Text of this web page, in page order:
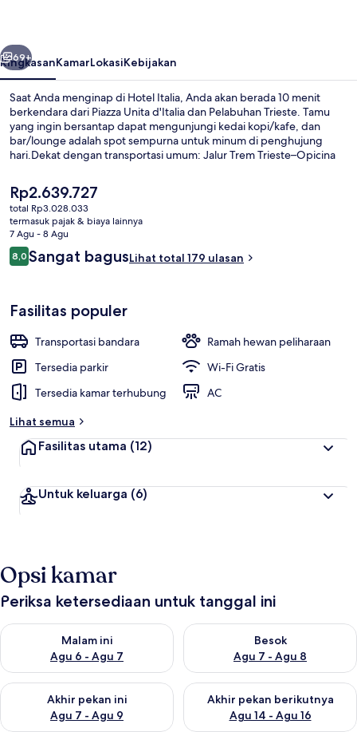
Berikutnya
69+
RingkasanKamarLokasiKebijakan
Saat Anda menginap di Hotel Italia, Anda akan berada 10 menit
berkendara dari Piazza Unita d'Italia dan Pelabuhan Trieste. Tamu
yang ingin bersantap dapat mengunjungi kedai kopi/kafe, dan
bar/lounge adalah spot sempurna untuk minum di penghujung
hari.Dekat dengan transportasi umum: Jalur Trem Trieste–Opicina
Harga
saat
ini
Rp2.639.727
Rp2.639.727
total Rp3.028.033
termasuk pajak & biaya lainnya
7 Agu - 8 Agu
Ulasan
8,08,0 dari 10
Sangat bagusLihat total 179 ulasan
Fasilitas populer
Transportasi bandara
Ramah hewan peliharaan
Tersedia parkir
Wi-Fi Gratis
Tersedia kamar terhubung
AC
Lihat semua
Fasilitas utama (12)
Untuk keluarga (6)
Opsi kamar
Periksa ketersediaan untuk tanggal ini
Malam ini
Agu 6 - Agu 7
Periksa ketersediaan untuk malam ini Agu 6 - Agu 7
Besok
Agu 7 - Agu 8
Periksa ketersediaan untuk
Akhir pekan ini
Agu 7 - Agu 9
Periksa ketersediaan untuk akhir pekan ini Agu 7 - Agu 9
Akhir pekan berikutnya
Agu 14 - Agu 16
Periksa ketersediaan untuk